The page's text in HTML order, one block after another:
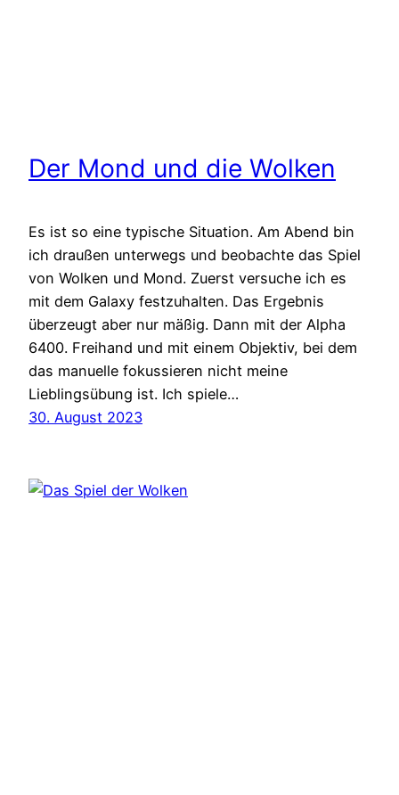
Der Mond und die Wolken
Es ist so eine typische Situation. Am Abend bin
ich draußen unterwegs und beobachte das Spiel
von Wolken und Mond. Zuerst versuche ich es
mit dem Galaxy festzuhalten. Das Ergebnis
überzeugt aber nur mäßig. Dann mit der Alpha
6400. Freihand und mit einem Objektiv, bei dem
das manuelle fokussieren nicht meine
Lieblingsübung ist. Ich spiele…
30. August 2023